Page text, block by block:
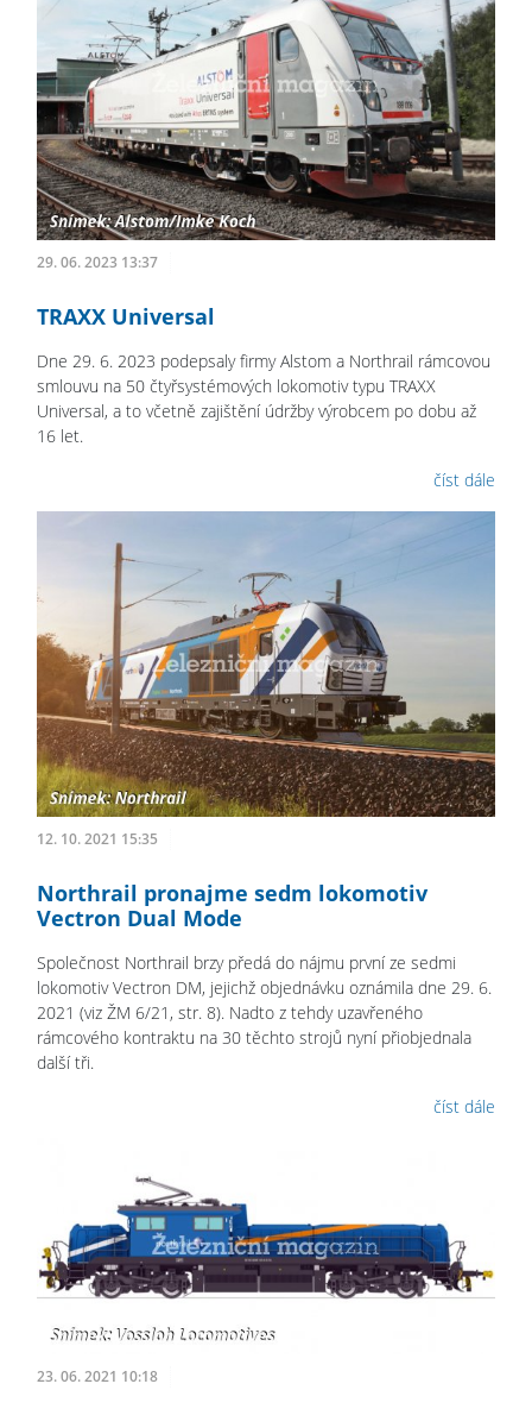
29. 06. 2023 13:37
TRAXX Universal
Dne 29. 6. 2023 podepsaly firmy Alstom a Northrail rámcovou
smlouvu na 50 čtyřsystémových lokomotiv typu TRAXX
Universal, a to včetně zajištění údržby výrobcem po dobu až
16 let.
číst dále
12. 10. 2021 15:35
Northrail pronajme sedm lokomotiv
Vectron Dual Mode
Společnost Northrail brzy předá do nájmu první ze sedmi
lokomotiv Vectron DM, jejichž objednávku oznámila dne 29. 6.
2021 (viz ŽM 6/21, str. 8). Nadto z tehdy uzavřeného
rámcového kontraktu na 30 těchto strojů nyní přiobjednala
další tři.
číst dále
23. 06. 2021 10:18